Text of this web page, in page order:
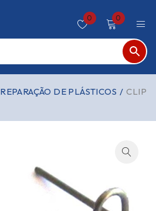
0 0
REPARAÇÃO DE PLÁSTICOS / CLIP